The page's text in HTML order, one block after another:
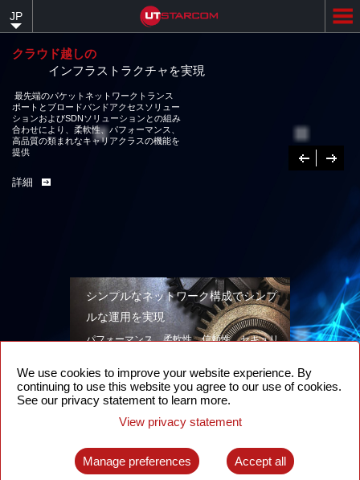
content
JP
クラウド越しの
インフラストラクチャを実現
最先端のパケットネットワークトランス
ポートとブロードバンドアクセスソリュー
ションおよびSDNソリューションとの組み
合わせにより、柔軟性、パフォーマンス、
高品質の類まれなキャリアクラスの機能を
提供
詳細
Previous
次
へ
シンプルなネットワーク構成でシンプ
ルな運用を実現
パフォーマンス、柔軟性、信頼性、セキュリ
ン。
詳しくはこちらへ
インテリジェント・パケット光ネット
ワーク
先進なSDN対応パケット光ネットワークで、
We use cookies to improve your website experience. By
continuing to use this website you agree to our use of cookies.
See our privacy statement to learn more.
View privacy statement
Manage preferences Accept all